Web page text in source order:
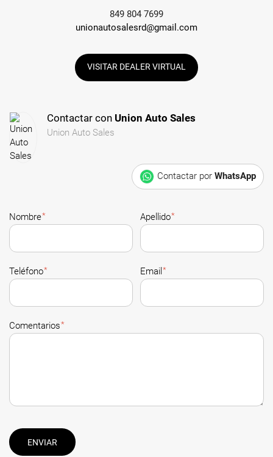
849 804 7699
unionautosalesrd@gmail.com
VISITAR DEALER VIRTUAL
Contactar con Union Auto Sales
Union Auto Sales
Contactar por WhatsApp
Nombre* Apellido*
Teléfono* Email *
Comentarios*
ENVIAR